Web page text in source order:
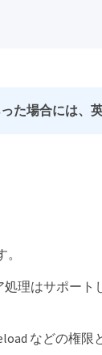
た場合には、
理はサポー
などの権